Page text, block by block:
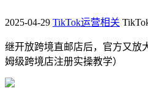
2025-04-29 TikTok运营相关
继开放跨境直邮店后，官方又放
姆级跨境店注册实操教学）